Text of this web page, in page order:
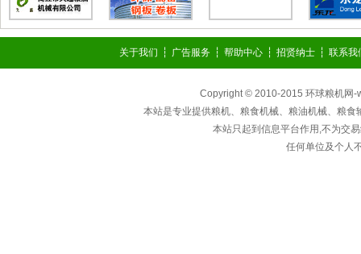
关于我们 ┆ 广告服务 ┆ 帮助中心 ┆ 招贤纳士 ┆ 联系我
Copyright © 2010-2015 环球粮机网-
本站是专业提供粮机、粮食机械、粮油机械、粮
本站只起到信息平台作用,不为交
任何单位及个人